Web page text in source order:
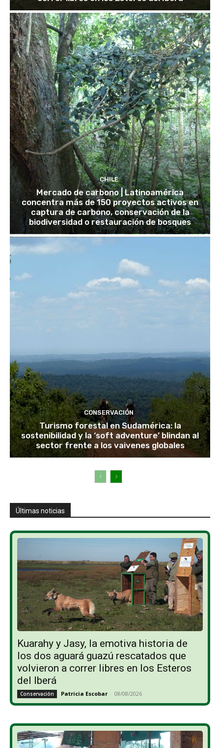
CHILE
Mercado de carbono | Latinoamérica
concentra más de 150 proyectos activos en
captura de carbono, conservación de la
biodiversidad o restauración de bosques
CONSERVACIÓN
Turismo forestal en Sudamérica: la
sostenibilidad y la ‘soft adventure’ blindan al
sector frente a los vaivenes globales
Últimas noticias
Kuarahy y Jasy, la emotiva historia de
los dos aguará guazú rescatados que
volvieron a correr libres en los Esteros
del Iberá
Conservación Patricia Escobar - 08/08/2026